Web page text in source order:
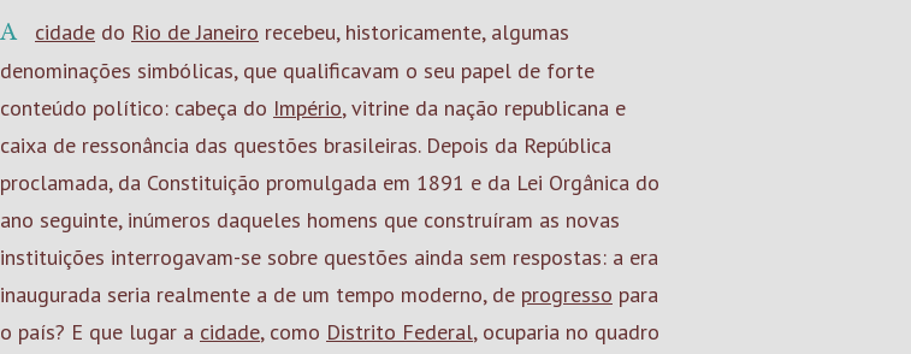
cidade do Rio de Janeiro recebeu, historicamente, algumas
denominações simbólicas, que qualificavam o seu papel de forte
conteúdo político: cabeça do Império, vitrine da nação republicana e
caixa de ressonância das questões brasileiras. Depois da República
proclamada, da Constituição promulgada em 1891 e da Lei Orgânica do
ano seguinte, inúmeros daqueles homens que construíram as novas
instituições interrogavam-se sobre questões ainda sem respostas: a era
inaugurada seria realmente a de um tempo moderno, de progresso para
o país? E que lugar a cidade, como Distrito Federal, ocuparia no quadro